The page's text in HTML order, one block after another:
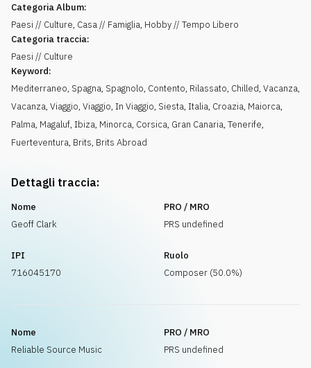
Categoria Album:
Paesi // Culture, Casa // Famiglia, Hobby // Tempo Libero
Categoria traccia:
Paesi // Culture
Keyword:
Mediterraneo, Spagna, Spagnolo, Contento, Rilassato, Chilled, Vacanza,
Vacanza, Viaggio, Viaggio, In Viaggio, Siesta, Italia, Croazia, Maiorca,
Palma, Magaluf, Ibiza, Minorca, Corsica, Gran Canaria, Tenerife,
Fuerteventura, Brits, Brits Abroad
Dettagli traccia:
Nome
Geoff Clark
PRO / MRO
PRS undefined
IPI
716045170
Ruolo
Composer (50.0%)
Nome
Reliable Source Music
PRO / MRO
PRS undefined